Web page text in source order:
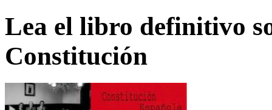
Lea el libro definitivo
Constitución